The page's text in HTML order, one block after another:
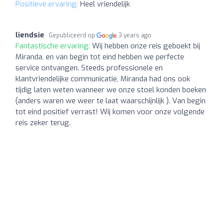
Positieve ervaring: Heel vriendelijk
liendsie Gepubliceerd op 3 years ago
Fantastische ervaring: Wij hebben onze reis geboekt bij
Miranda, en van begin tot eind hebben we perfecte
service ontvangen. Steeds professionele en
klantvriendelijke communicatie, Miranda had ons ook
tijdig laten weten wanneer we onze stoel konden boeken
(anders waren we weer te laat waarschijnlijk ). Van begin
tot eind positief verrast! Wij komen voor onze volgende
reis zeker terug.